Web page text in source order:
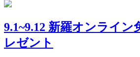
9.1~9.12 新羅オンライン
レゼント